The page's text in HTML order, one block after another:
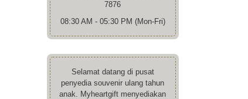
7876
08:30 AM - 05:30 PM (Mon-Fri)
Selamat datang di pusat
penyedia souvenir ulang tahun
anak. Myheartgift menyediakan